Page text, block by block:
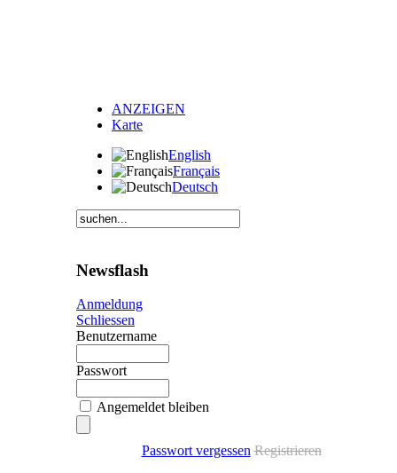
ANZEIGEN
Karte
English
Français
Deutsch
Newsflash
Anmeldung
Schliessen
Benutzername
Passwort
Angemeldet bleiben
Passwort vergessen Registrieren